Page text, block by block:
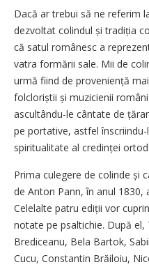
Dacă ar trebui să ne referim
dezvoltat colindul și tradiția
că satul românesc a
vatra formării sale. Mii de
urmă fiind de proveniență
folcloriștii și muzicienii
ascultân­du-le cântate de
pe portative, astfel
spiritualitate al credinței
Prima culegere de colinde și
de Anton Pann, în anul
Celelalte patru ediții vor
notate pe psaltichie. După
Brediceanu, Bela Bartok,
Cucu, Constantin Brăiloiu,